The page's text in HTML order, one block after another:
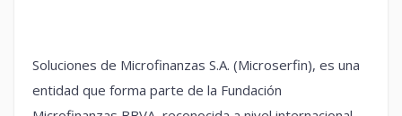
Soluciones de Microfinanzas S.A. (Microserfin), es una
entidad que forma parte de la Fundación